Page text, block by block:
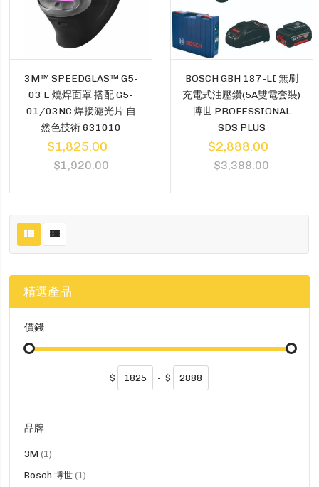
3M™ SPEEDGLAS™ G5-
03 E 燒焊面罩 搭配 G5-
01/03NC 焊接濾光片 自
然色技術 631010
$1,825.00
$1,920.00
BOSCH GBH 187-LI 無刷
充電式油壓鑽(5A雙電套裝)
博世 PROFESSIONAL
SDS PLUS
$2,888.00
$3,388.00
精選產品
價錢
$ - $
品牌
3M 1貨
品
Bosch 博世 1貨